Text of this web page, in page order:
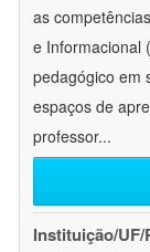
as
e Informacional
pedagógico em
espaços de
professor...
Instituição/UF/